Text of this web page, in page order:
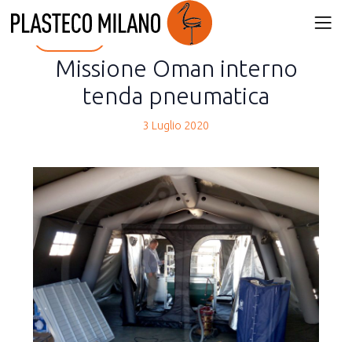
back
Missione Oman interno
tenda pneumatica
3 Luglio 2020